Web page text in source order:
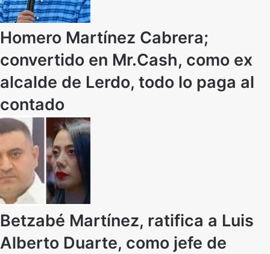
Homero Martínez Cabrera;
convertido en Mr.Cash, como ex
alcalde de Lerdo, todo lo paga al
contado
Betzabé Martínez, ratifica a Luis
Alberto Duarte, como jefe de